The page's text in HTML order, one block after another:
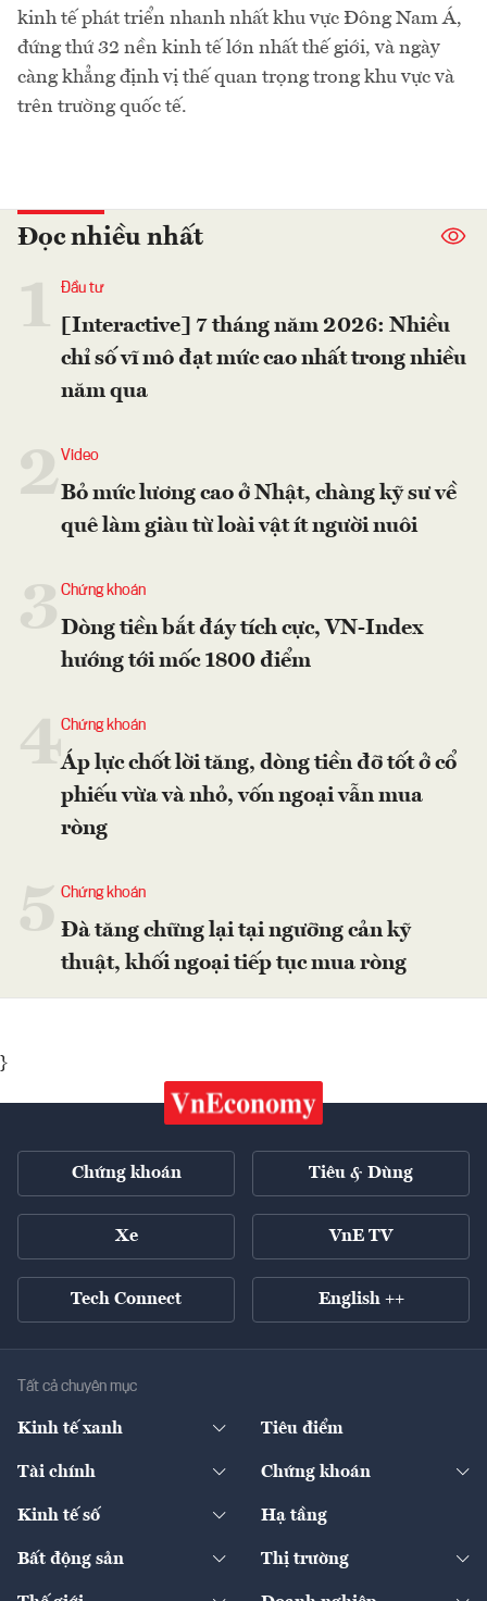
kinh tế phát triển nhanh nhất khu vực Đông Nam Á,
đứng thứ 32 nền kinh tế lớn nhất thế giới, và ngày
càng khẳng định vị thế quan trọng trong khu vực và
trên trường quốc tế.
Đọc nhiều nhất
Đầu tư
[Interactive] 7 tháng năm 2026: Nhiều
chỉ số vĩ mô đạt mức cao nhất trong nhiều
năm qua
2Video
Bỏ mức lương cao ở Nhật, chàng kỹ sư về
quê làm giàu từ loài vật ít người nuôi
Chứng khoán
Dòng tiền bắt đáy tích cực, VN-Index
hướng tới mốc 1800 điểm
4Chứng khoán
Áp lực chốt lời tăng, dòng tiền đỡ tốt ở cổ
phiếu vừa và nhỏ, vốn ngoại vẫn mua
ròng
Chứng khoán
Đà tăng chững lại tại ngưỡng cản kỹ
thuật, khối ngoại tiếp tục mua ròng
}
Chứng khoán Tiêu & Dùng
Xe VnE TV
Tech Connect English ++
Tất cả chuyên mục
Kinh tế xanh
Diễn đàn
Tiêu điểm
Tài chính
Ngân hàng
Chứng khoán
Doanh nghiệp niêm yết
Kinh tế số
Sản phẩm - Thị trường
Hạ tầng
Bất động sản
Chính sách
Thị trường